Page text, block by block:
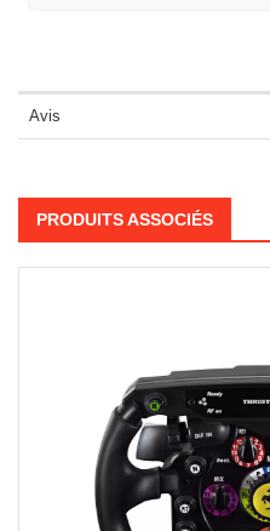
Avis
PRODUITS ASSOCIÉS